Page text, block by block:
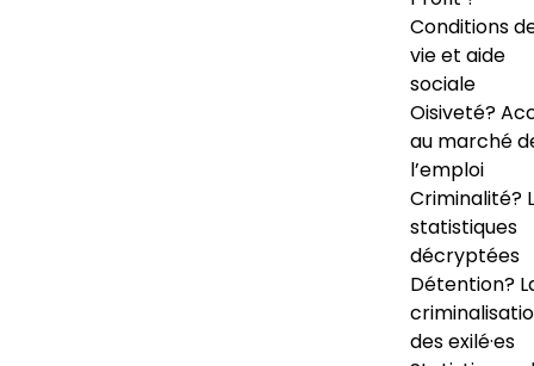
Conditions
vie et aide
sociale
Oisiveté?
au marché
l’emploi
Criminalité?
statistiques
décryptées
Détention?
des exilé·es